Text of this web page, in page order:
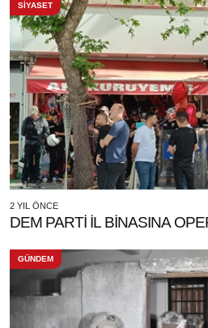
SİYASET
2 YIL ÖNCE
DEM PARTİ İL BİNASINA
GÜNDEM